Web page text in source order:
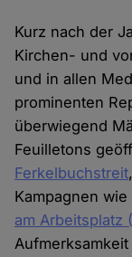
Kurz nach der
Kirchen- und
und in allen
prominenten
überwiegend
Feuilletons
Ferkelbuchstreit
Kampagnen wie
am Arbeitsplatz